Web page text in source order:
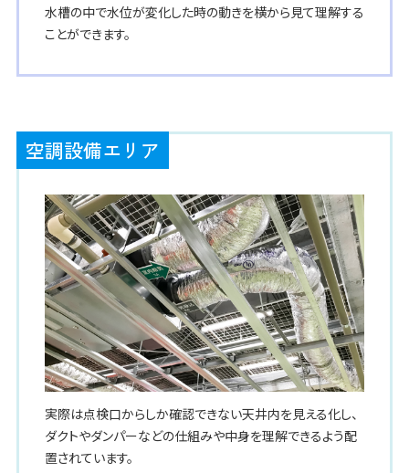
水槽の中で水位が変化した時の動きを横から見て理解する
ことができます。
空調設備エリア
実際は点検口からしか確認できない天井内を見える化し、
ダクトやダンパーなどの仕組みや中身を理解できるよう配
置されています。